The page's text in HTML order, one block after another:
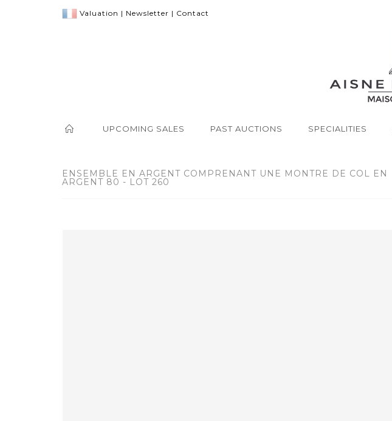
Valuation | Newsletter | Contact
UPCOMING SALES PAST AUCTIONS SPECIALITIES
ENSEMBLE EN ARGENT COMPRENANT UNE MONTRE DE COL EN
ARGENT 80 - LOT 260